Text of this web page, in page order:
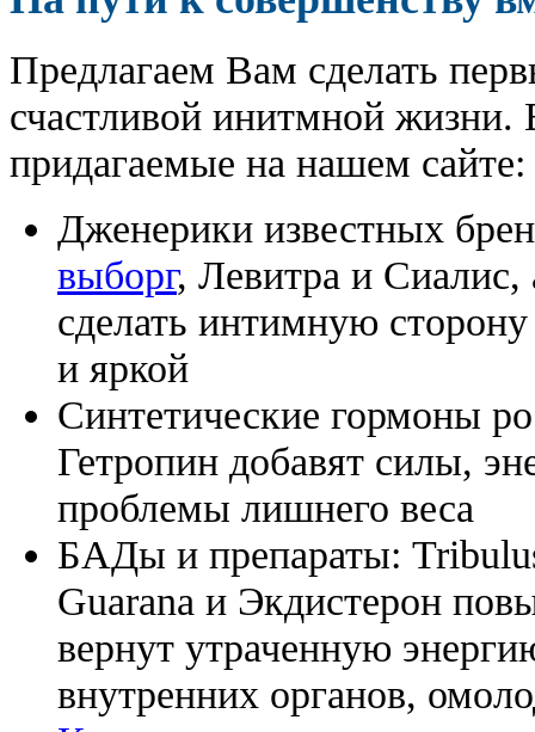
Предлагаем Вам сделать
счастливой инитмной жизни.
придагаемые на нашем сайте:
Дженерики известных
выборг, Левитра и
сделать интимную
и яркой
Синтетические гормоны
Гетропин добавят силы,
проблемы лишнего веса
БАДы и препараты:
Guarana и Экдистерон
вернут утраченную
внутренних органов,